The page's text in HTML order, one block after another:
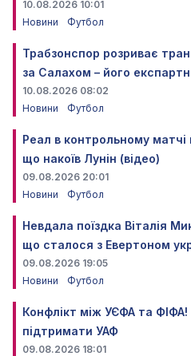
10.08.2026 10:01
Новини
Футбол
Трабзонспор розриває
за Салахом – його
10.08.2026 08:02
Новини
Футбол
Реал в контрольному
що накоїв Лунін (відео)
09.08.2026 20:01
Новини
Футбол
Невдала поїздка Віталія
що сталося з Евертоном
09.08.2026 19:05
Новини
Футбол
Конфлікт між УЄФА та ФІФА!
підтримати УАФ
09.08.2026 18:01